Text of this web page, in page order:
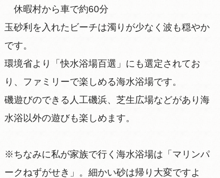
休暇村から車で約60分
玉砂利を入れたビーチは濁りが少なく波も穏やか
です。
環境省より「快水浴場百選」にも選定されてお
り、ファミリーで楽しめる海水浴場です。
磯遊びのできる人工磯浜、芝生広場などがあり海
水浴以外の遊びも楽しめます。
※ちなみに私が家族で行く海水浴場は「マリンパ
ークねずがせき」。細かい砂は帰り大変ですよ